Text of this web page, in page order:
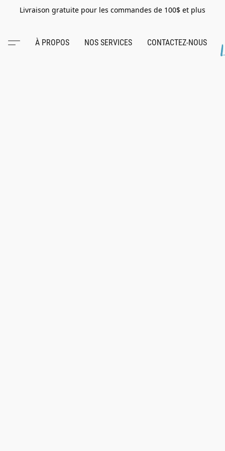
Livraison gratuite pour les commandes de 100$ et plus
À PROPOS NOS SERVICES CONTACTEZ-NOUS